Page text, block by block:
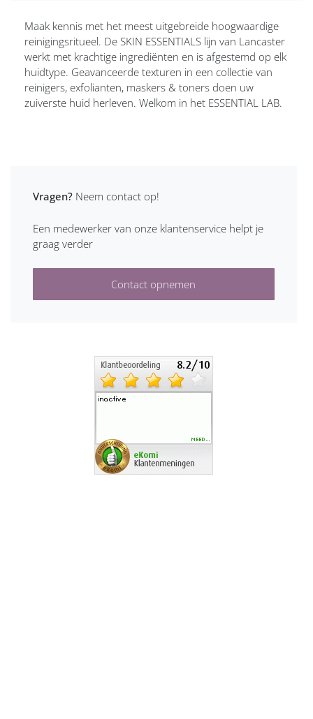
Maak kennis met het meest uitgebreide hoogwaardige
reinigingsritueel. De SKIN ESSENTIALS lijn van Lancaster
werkt met krachtige ingrediënten en is afgestemd op elk
huidtype. Geavanceerde texturen in een collectie van
reinigers, exfolianten, maskers & toners doen uw
zuiverste huid herleven. Welkom in het ESSENTIAL LAB.
Vragen? Neem contact op!
Een medewerker van onze klantenservice helpt je
graag verder
Contact opnemen